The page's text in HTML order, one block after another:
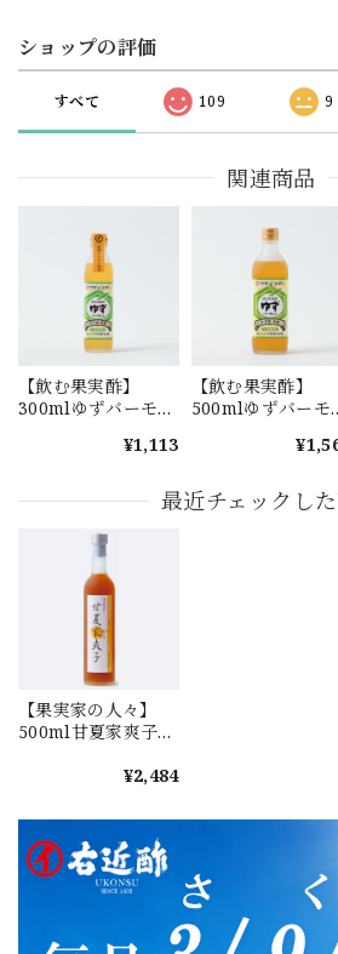
ショップの評価
すべて 109 9
関連商品
【飲む果実酢】
300mlゆずバーモン
¥1,113
【飲む果実酢】
500mlゆずバーモ
最近チェックし
【果実家の人々】
500ml甘夏家爽子
¥2,484